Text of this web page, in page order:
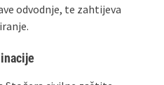
odvodnje, te zahtijeva